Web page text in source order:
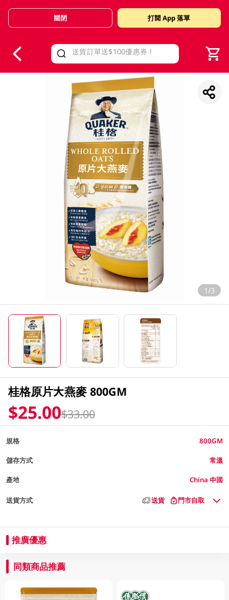
Valid Until 30 June 2026
關閉 打開 App 落單
1/3
桂格原片大燕麥 800GM
$25.00$33.00
規格 800GM
儲存方式 常溫
產地 China 中國
送貨方式 送貨 門市自取
推廣優惠
同類商品推薦